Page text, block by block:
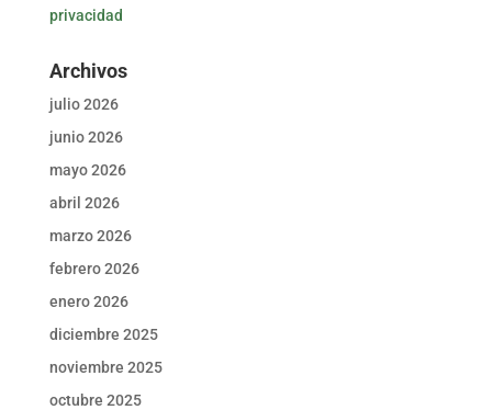
privacidad
Archivos
julio 2026
junio 2026
mayo 2026
abril 2026
marzo 2026
febrero 2026
enero 2026
diciembre 2025
noviembre 2025
octubre 2025